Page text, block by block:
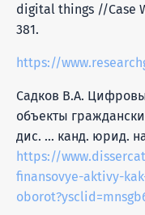
digital things //Case
381.
Садков В.А.
объекты
дис. ... канд. юрид.
https://
finansovye-aktivy-